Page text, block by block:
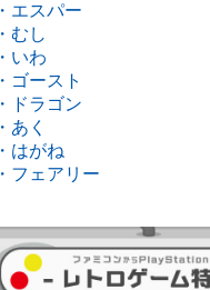
・エスパー
・むし
・いわ
・ゴースト
・ドラゴン
・あく
・はがね
・フェアリー